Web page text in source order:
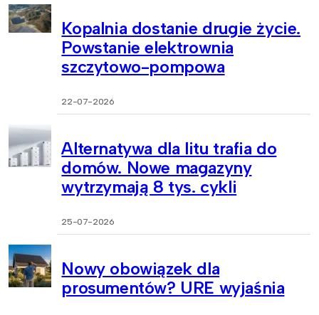
Kopalnia dostanie drugie życie.
Powstanie elektrownia
szczytowo-pompowa
22-07-2026
Alternatywa dla litu trafia do
domów. Nowe magazyny
wytrzymają 8 tys. cykli
25-07-2026
Nowy obowiązek dla
prosumentów? URE wyjaśnia